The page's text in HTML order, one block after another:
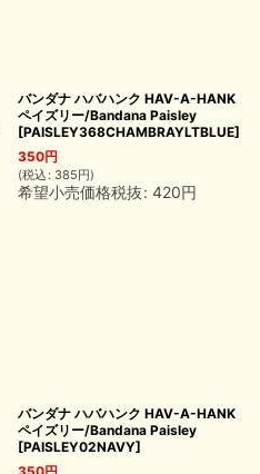
バンダナ ハバハンク HAV-A-HANK
ペイズリー/Bandana Paisley
[PAISLEY368CHAMBRAYLTBLUE]
350円
(税込 : 385円)
希望小売価格税抜: 420円
バンダナ ハバハンク HAV-A-HANK
ペイズリー/Bandana Paisley
[PAISLEY02NAVY]